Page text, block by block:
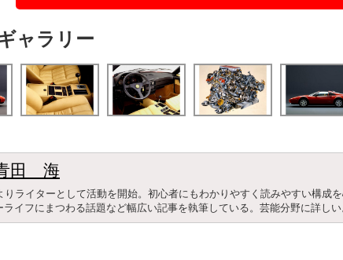
ャラリー
田 海
ライターとして活動を開始。初心者にもわかりやすく読みやすい構成
イフにまつわる話題など幅広い記事を執筆している。芸能分野に詳しい